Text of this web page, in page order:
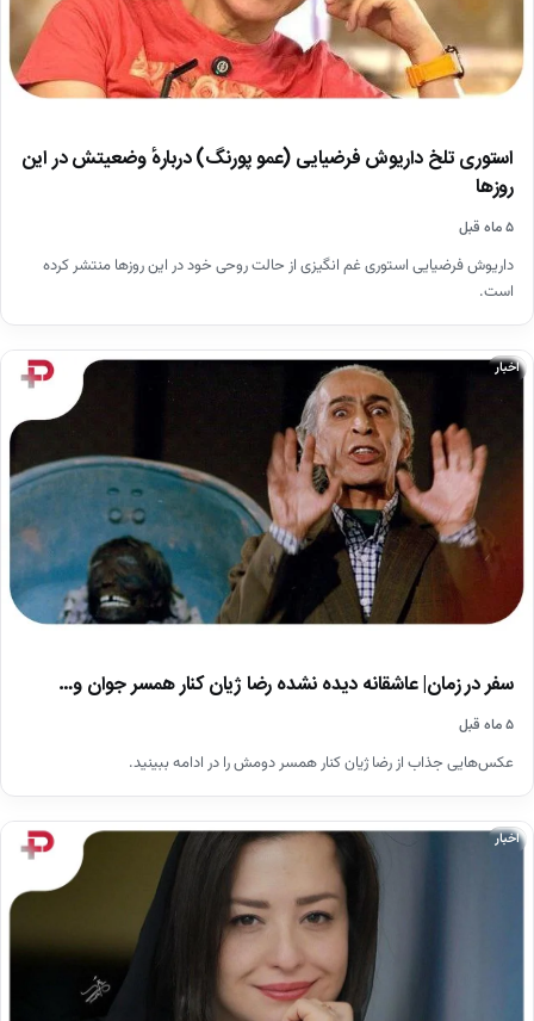
استوری تلخ داریوش فرضیایی (عمو پورنگ) دربارهٔ وضعیتش در این
روزها
۵ ماه قبل
داریوش فرضیایی استوری غم انگیزی از حالت روحی خود در این روزها منتشر کرده
است.
اخبار
سفر در زمان| عاشقانه دیده نشده رضا ژیان کنار همسر جوان و…
۵ ماه قبل
عکس‌هایی جذاب از رضا ژیان کنار همسر دومش را در ادامه ببینید.
اخبار